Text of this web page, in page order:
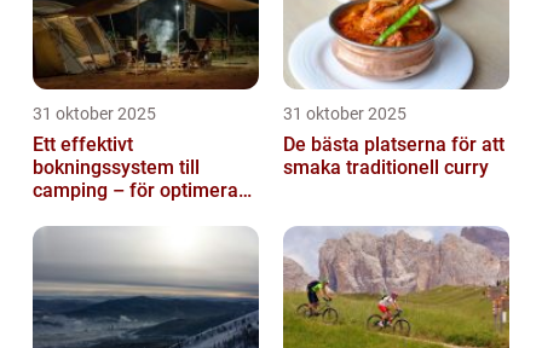
31 oktober 2025
Ett effektivt
bokningssystem till
camping – för optimerad
31 oktober 2025
De bästa platserna för att
smaka traditionell curry